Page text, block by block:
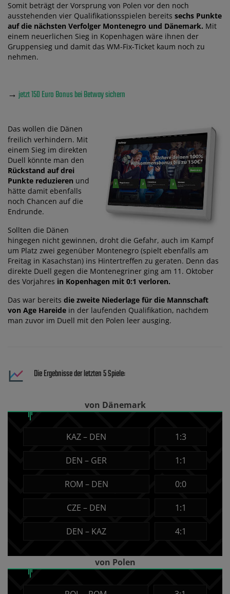
Somit beträgt der Vorsprung von Polen vor den noch
ausstehenden vier Qualifikationsspielen bereits sechs Punkte
auf die nächsten Verfolger Montenegro und Dänemark. Mit
einem neuerlichen Sieg in Kopenhagen wäre ihnen der
Gruppensieg und damit das WM-Fix-Ticket kaum noch zu
nehmen.
→ jetzt 150 Euro Bonus bei Betway sichern
Das wollen die Dänen
freilich verhindern. Mit
einem Sieg im direkten
Duell könnte man den
Rückstand auf drei
Punkte reduzieren und
hätte damit ebenfalls
noch Chancen auf die
Endrunde.
Sollten die Dänen
hingegen nicht gewinnen, droht die Gefahr, auch im Kampf
um Platz zwei gegenüber Montenegro (spielt ebenfalls am
Freitag in Kasachstan) ins Hintertreffen zu geraten. Denn das
direkte Duell gegen die Montenegriner ging am 11. Oktober
des Vorjahres in Kopenhagen mit 0:1 verloren.
Das war bereits die zweite Niederlage für die Mannschaft
von Age Hareide in der laufenden Qualifikation, nachdem
man zuvor im Duell mit den Polen leer ausging.
Die Ergebnisse der letzten 5 Spiele:
von Dänemark
KAZ – DEN 1:3
DEN – GER 1:1
ROM – DEN 0:0
CZE – DEN 1:1
DEN – KAZ 4:1
von Polen